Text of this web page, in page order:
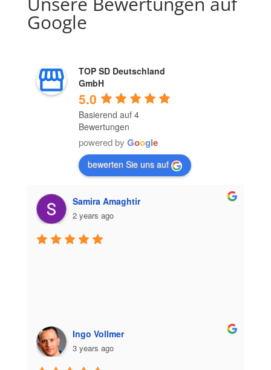
Google
TOP SD Deutschland
GmbH
5.0
Basierend auf 4
Bewertungen
powered by Google
bewerten Sie uns auf
Samira Amaghtir
2 years ago
Ingo Vollmer
3 years ago